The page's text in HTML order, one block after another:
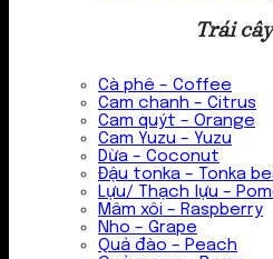
Trái
Cà phê – Coffee
Cam chanh – Citrus
Cam quýt – Orange
Cam Yuzu – Yuzu
Dừa – Coconut
Đậu tonka – Tonka
Lựu/ Thạch lựu –
Mâm xôi – Raspberry
Nho – Grape
Quả đào – Peach